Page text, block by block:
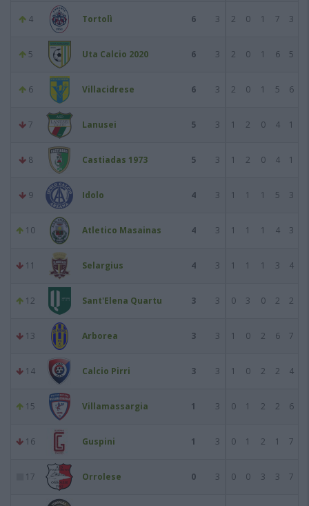
4 Tortolì 6 3 2 0 1 7 3
5 Uta Calcio 2020 6 3 2 0 1 6 5
6 Villacidrese 6 3 2 0 1 5 6
7 Lanusei 5 3 1 2 0 4 1
8 Castiadas 1973 5 3 1 2 0 4 1
9 Idolo 4 3 1 1 1 5 3
10 Atletico Masainas 4 3 1 1 1 4 3
11 Selargius 4 3 1 1 1 3 4
12 Sant'Elena Quartu 3 3 0 3 0 2 2
13 Arborea 3 3 1 0 2 6 7
14 Calcio Pirri 3 3 1 0 2 2 4
15 Villamassargia 1 3 0 1 2 2 6
16 Guspini 1 3 0 1 2 1 7
17 Orrolese 0 3 0 0 3 3 7